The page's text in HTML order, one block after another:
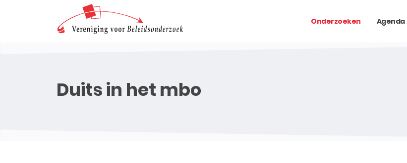
Onderzoeken Agenda
Duits in het mbo